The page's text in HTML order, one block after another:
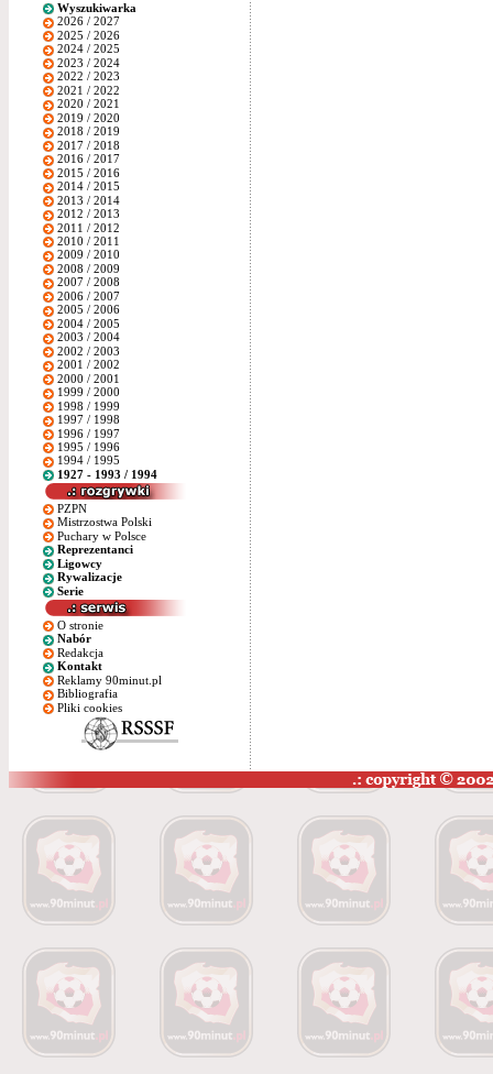
Wyszukiwarka
2026 / 2027
2025 / 2026
2024 / 2025
2023 / 2024
2022 / 2023
2021 / 2022
2020 / 2021
2019 / 2020
2018 / 2019
2017 / 2018
2016 / 2017
2015 / 2016
2014 / 2015
2013 / 2014
2012 / 2013
2011 / 2012
2010 / 2011
2009 / 2010
2008 / 2009
2007 / 2008
2006 / 2007
2005 / 2006
2004 / 2005
2003 / 2004
2002 / 2003
2001 / 2002
2000 / 2001
1999 / 2000
1998 / 1999
1997 / 1998
1996 / 1997
1995 / 1996
1994 / 1995
1927 - 1993 / 1994
PZPN
Mistrzostwa Polski
Puchary w Polsce
Reprezentanci
Ligowcy
Rywalizacje
Serie
O stronie
Nabór
Redakcja
Kontakt
Reklamy 90minut.pl
Bibliografia
Pliki cookies